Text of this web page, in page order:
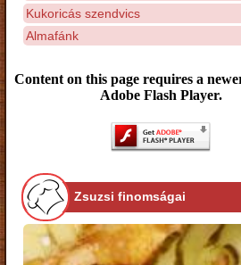
Kukoricás szendvics
Almafánk
Content on this page requires a
Adobe Flash Player.
Zsuzsi finomságai